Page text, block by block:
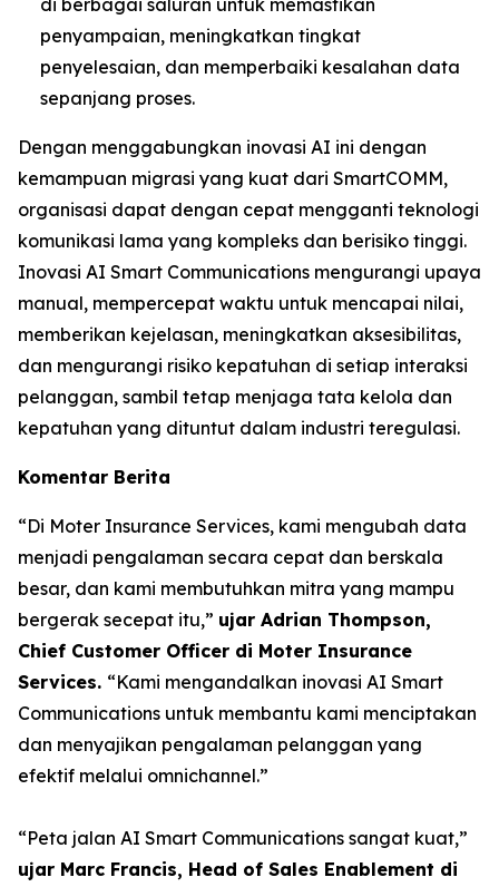
penyampaian, meningkatkan tingkat
penyelesaian, dan memperbaiki kesalahan data
sepanjang proses.
Dengan menggabungkan inovasi AI ini dengan
kemampuan migrasi yang kuat dari SmartCOMM,
organisasi dapat dengan cepat mengganti teknologi
komunikasi lama yang kompleks dan berisiko tinggi.
Inovasi AI Smart Communications mengurangi upaya
manual, mempercepat waktu untuk mencapai nilai,
memberikan kejelasan, meningkatkan aksesibilitas,
dan mengurangi risiko kepatuhan di setiap interaksi
pelanggan, sambil tetap menjaga tata kelola dan
kepatuhan yang dituntut dalam industri teregulasi.
Komentar Berita
“Di Moter Insurance Services, kami mengubah data
menjadi pengalaman secara cepat dan berskala
besar, dan kami membutuhkan mitra yang mampu
bergerak secepat itu,” ujar Adrian Thompson,
Chief Customer Officer di Moter Insurance
Services. “Kami mengandalkan inovasi AI Smart
Communications untuk membantu kami menciptakan
dan menyajikan pengalaman pelanggan yang
efektif melalui omnichannel.”
“Peta jalan AI Smart Communications sangat kuat,”
ujar Marc Francis, Head of Sales Enablement di